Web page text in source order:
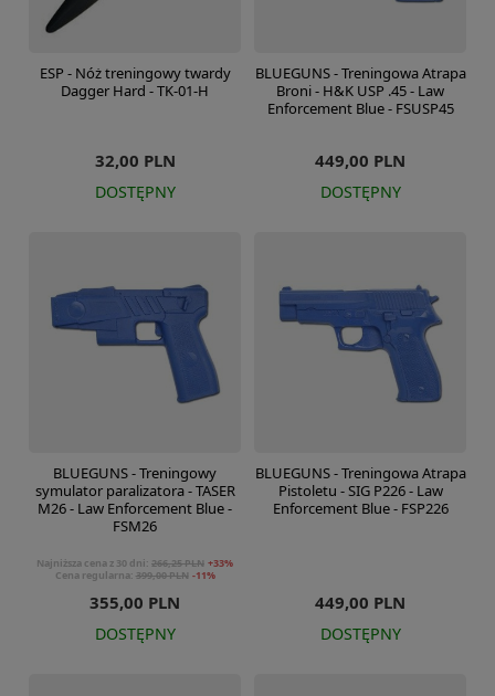
ESP - Nóż treningowy twardy
Dagger Hard - TK-01-H
32,00 PLN
DOSTĘPNY
BLUEGUNS - Treningowa Atrapa
Broni - H&K USP .45 - Law
Enforcement Blue - FSUSP45
449,00 PLN
DOSTĘPNY
BLUEGUNS - Treningowy
symulator paralizatora - TASER
M26 - Law Enforcement Blue -
FSM26
355,00 PLN
Najniższa cena z 30 dni: 266,25 PLN +33%
Cena regularna: 399,00 PLN -11%
DOSTĘPNY
BLUEGUNS - Treningowa Atrapa
Pistoletu - SIG P226 - Law
Enforcement Blue - FSP226
449,00 PLN
DOSTĘPNY